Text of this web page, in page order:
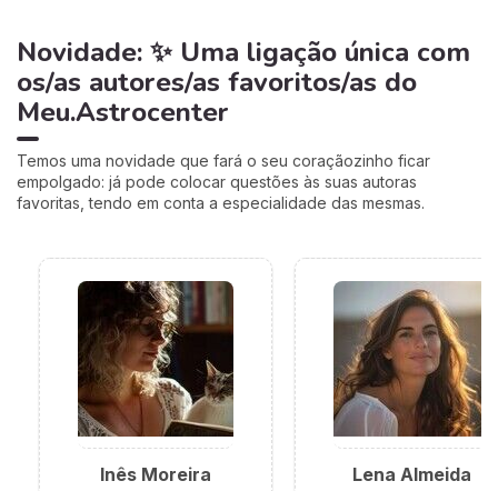
Novidade: ✨ Uma ligação única com
os/as autores/as favoritos/as do
Meu.Astrocenter
Temos uma novidade que fará o seu coraçãozinho ficar
empolgado: já pode colocar questões às suas autoras
favoritas, tendo em conta a especialidade das mesmas.
Inês Moreira Lena Almeida